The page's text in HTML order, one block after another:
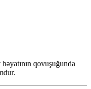
qovuşuğunda